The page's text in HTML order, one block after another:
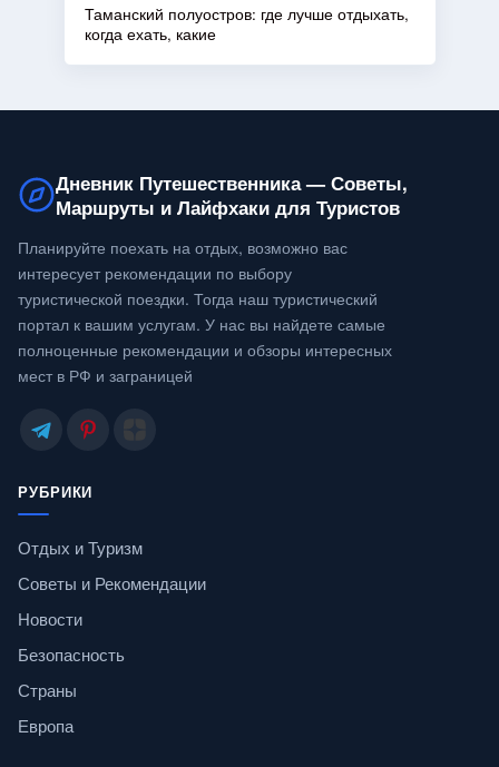
Таманский полуостров: где лучше отдыхать,
когда ехать, какие
Дневник Путешественника — Советы,
Маршруты и Лайфхаки для Туристов
Планируйте поехать на отдых, возможно вас
интересует рекомендации по выбору
туристической поездки. Тогда наш туристический
портал к вашим услугам. У нас вы найдете самые
полноценные рекомендации и обзоры интересных
мест в РФ и заграницей
РУБРИКИ
Отдых и Туризм
Советы и Рекомендации
Новости
Безопасность
Страны
Европа